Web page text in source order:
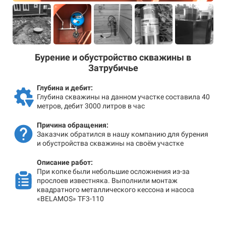
Бурение и обустройство скважины в
Затрубичье
Глубина и дебит:
Глубина скважины на данном участке составила 40
метров, дебит 3000 литров в час
Причина обращения:
Заказчик обратился в нашу компанию для бурения
и обустройства скважины на своём участке
Описание работ:
При копке были небольшие осложнения из-за
прослоев известняка. Выполнили монтаж
квадратного металлического кессона и насоса
«BELAMOS» TF3-110